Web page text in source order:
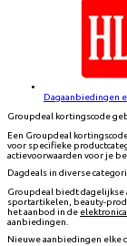
Dagaanbiedingen
Groupdeal kortingscode
Een Groupdeal
voor specifieke
actievoorwaarden voor je
Dagdeals in diverse
Groupdeal biedt dagelijkse
sportartikelen, beauty-
het aanbod in de
aanbiedingen.
Nieuwe aanbiedingen elke